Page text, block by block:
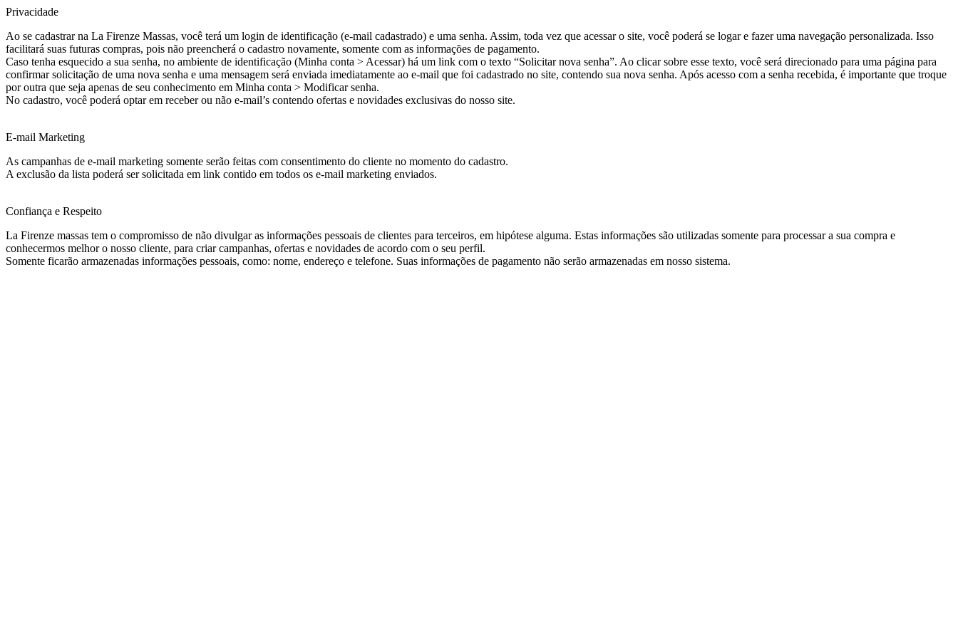
Privacidade
Ao se cadastrar na La Firenze Massas, você terá um login de identificação (e-mail cadastrado) e uma senha. Assim, toda vez que acessar o site, você poderá se logar e fazer uma navegação personalizada. Isso
facilitará suas futuras compras, pois não preencherá o cadastro novamente, somente com as informações de pagamento.
Caso tenha esquecido a sua senha, no ambiente de identificação (Minha conta > Acessar) há um link com o texto “Solicitar nova senha”. Ao clicar sobre esse texto, você será direcionado para uma página para
confirmar solicitação de uma nova senha e uma mensagem será enviada imediatamente ao e-mail que foi cadastrado no site, contendo sua nova senha. Após acesso com a senha recebida, é importante que troque
por outra que seja apenas de seu conhecimento em Minha conta > Modificar senha.
No cadastro, você poderá optar em receber ou não e-mail’s contendo ofertas e novidades exclusivas do nosso site.
E-mail Marketing
As campanhas de e-mail marketing somente serão feitas com consentimento do cliente no momento do cadastro.
A exclusão da lista poderá ser solicitada em link contido em todos os e-mail marketing enviados.
Confiança e Respeito
La Firenze massas tem o compromisso de não divulgar as informações pessoais de clientes para terceiros, em hipótese alguma. Estas informações são utilizadas somente para processar a sua compra e
conhecermos melhor o nosso cliente, para criar campanhas, ofertas e novidades de acordo com o seu perfil.
Somente ficarão armazenadas informações pessoais, como: nome, endereço e telefone. Suas informações de pagamento não serão armazenadas em nosso sistema.